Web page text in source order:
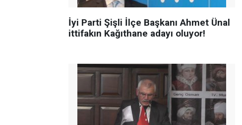
İyi Parti Şişli İlçe Başkanı Ahmet Ünal
ittifakın Kağıthane adayı oluyor!